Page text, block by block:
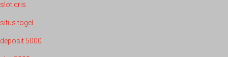
slot qris
situs togel
deposit 5000